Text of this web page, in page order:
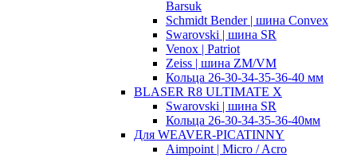
Barsuk
Schmidt Bender | шина Convex
Swarovski | шина SR
Venox | Patriot
Zeiss | шина ZM/VM
Кольца 26-30-34-35-36-40 мм
BLASER R8 ULTIMATE X
Swarovski | шина SR
Кольца 26-30-34-35-36-40мм
Для WEAVER-PICATINNY
Aimpoint | Micro / Acro